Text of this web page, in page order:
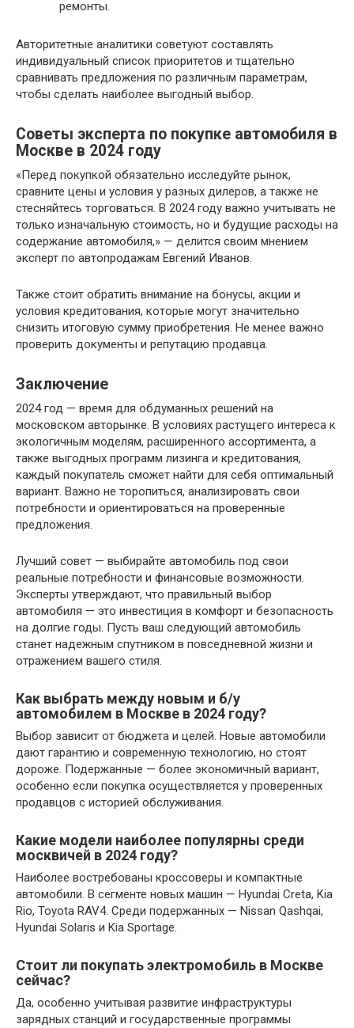
ремонты.
Авторитетные аналитики советуют составлять
индивидуальный список приоритетов и тщательно
сравнивать предложения по различным параметрам,
чтобы сделать наиболее выгодный выбор.
Советы эксперта по покупке автомобиля в
Москве в 2024 году
«Перед покупкой обязательно исследуйте рынок,
сравните цены и условия у разных дилеров, а также не
стесняйтесь торговаться. В 2024 году важно учитывать не
только изначальную стоимость, но и будущие расходы на
содержание автомобиля,» — делится своим мнением
эксперт по автопродажам Евгений Иванов.
Также стоит обратить внимание на бонусы, акции и
условия кредитования, которые могут значительно
снизить итоговую сумму приобретения. Не менее важно
проверить документы и репутацию продавца.
Заключение
2024 год — время для обдуманных решений на
московском авторынке. В условиях растущего интереса к
экологичным моделям, расширенного ассортимента, а
также выгодных программ лизинга и кредитования,
каждый покупатель сможет найти для себя оптимальный
вариант. Важно не торопиться, анализировать свои
потребности и ориентироваться на проверенные
предложения.
Лучший совет — выбирайте автомобиль под свои
реальные потребности и финансовые возможности.
Эксперты утверждают, что правильный выбор
автомобиля — это инвестиция в комфорт и безопасность
на долгие годы. Пусть ваш следующий автомобиль
станет надежным спутником в повседневной жизни и
отражением вашего стиля.
Как выбрать между новым и б/у
автомобилем в Москве в 2024 году?
Выбор зависит от бюджета и целей. Новые автомобили
дают гарантию и современную технологию, но стоят
дороже. Подержанные — более экономичный вариант,
особенно если покупка осуществляется у проверенных
продавцов с историей обслуживания.
Какие модели наиболее популярны среди
москвичей в 2024 году?
Наиболее востребованы кроссоверы и компактные
автомобили. В сегменте новых машин — Hyundai Creta, Kia
Rio, Toyota RAV4. Среди подержанных — Nissan Qashqai,
Hyundai Solaris и Kia Sportage.
Стоит ли покупать электромобиль в Москве
сейчас?
Да, особенно учитывая развитие инфраструктуры
зарядных станций и государственные программы